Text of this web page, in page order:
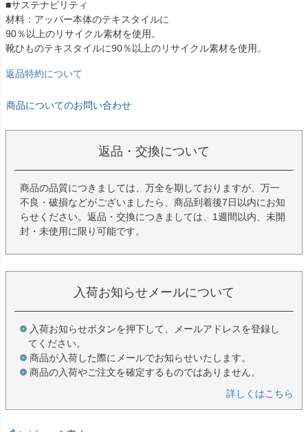
■サステナビリティ
材料：アッパー本体のテキスタイルに
90％以上のリサイクル素材を使用。
靴ひものテキスタイルに90％以上のリサイクル素材を使用。
返品特約について
商品についてのお問い合わせ
返品・交換について
商品の品質につきましては、万全を期しておりますが、万一
不良・破損などがございましたら、商品到着後7日以内にお知
らせください。返品・交換につきましては、1週間以内、未開
封・未使用に限り可能です。
入荷お知らせメールについて
入荷お知らせボタンを押下して、メールアドレスを登録し
てください。
商品が入荷した際にメールでお知らせいたします。
商品の入荷やご注文を確定するものではありません。
詳しくはこちら